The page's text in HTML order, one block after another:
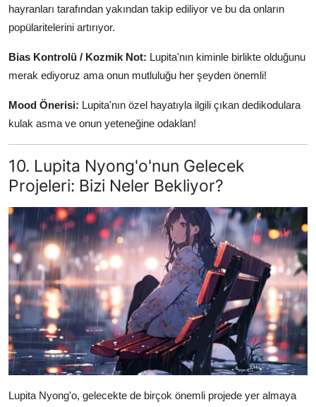
hayranları tarafından yakından takip ediliyor ve bu da onların
popülaritelerini artırıyor.
Bias Kontrolü / Kozmik Not: Lupita'nın kiminle birlikte olduğunu
merak ediyoruz ama onun mutluluğu her şeyden önemli!
Mood Önerisi: Lupita'nın özel hayatıyla ilgili çıkan dedikodulara
kulak asma ve onun yeteneğine odaklan!
10. Lupita Nyong'o'nun Gelecek
Projeleri: Bizi Neler Bekliyor?
Lupita Nyong'o, gelecekte de birçok önemli projede yer almaya